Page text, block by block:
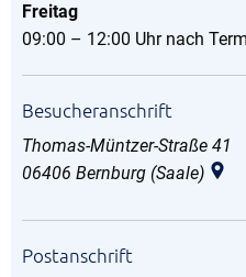
Freitag
09:00 – 12:00 Uhr nach
Besucheranschrift
Thomas-Müntzer-Straße 41
06406 Bernburg (Saale)
Postanschrift